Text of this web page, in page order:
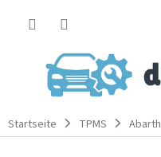
Startseite TPMS Abarth